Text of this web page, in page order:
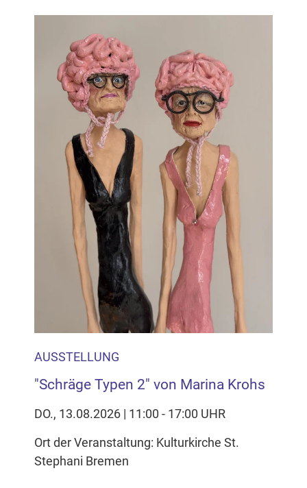
AUSSTELLUNG
"Schräge Typen 2" von Marina Krohs
DO., 13.08.2026 | 11:00 - 17:00 UHR
Ort der Veranstaltung: Kulturkirche St.
Stephani Bremen